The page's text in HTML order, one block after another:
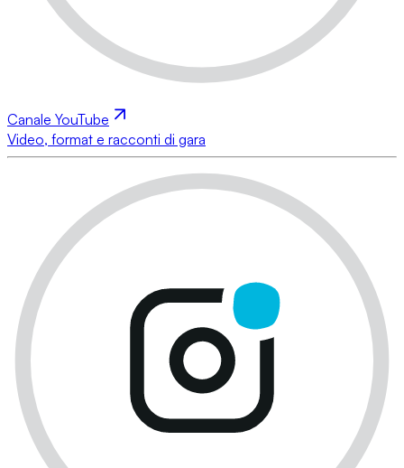
Canale YouTube
Video, format e racconti di gara